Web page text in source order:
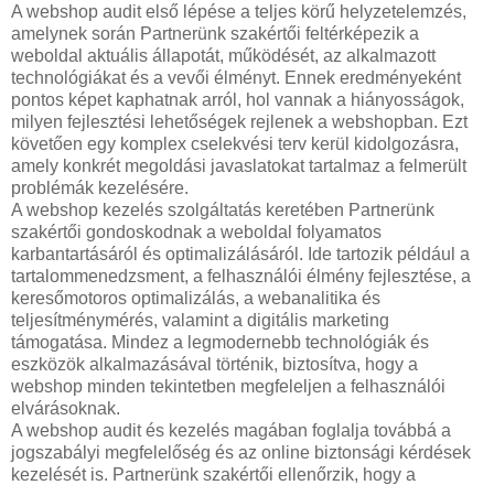
A webshop audit első lépése a teljes körű helyzetelemzés,
amelynek során Partnerünk szakértői feltérképezik a
weboldal aktuális állapotát, működését, az alkalmazott
technológiákat és a vevői élményt. Ennek eredményeként
pontos képet kaphatnak arról, hol vannak a hiányosságok,
milyen fejlesztési lehetőségek rejlenek a webshopban. Ezt
követően egy komplex cselekvési terv kerül kidolgozásra,
amely konkrét megoldási javaslatokat tartalmaz a felmerült
problémák kezelésére.
A webshop kezelés szolgáltatás keretében Partnerünk
szakértői gondoskodnak a weboldal folyamatos
karbantartásáról és optimalizálásáról. Ide tartozik például a
tartalommenedzsment, a felhasználói élmény fejlesztése, a
keresőmotoros optimalizálás, a webanalitika és
teljesítménymérés, valamint a digitális marketing
támogatása. Mindez a legmodernebb technológiák és
eszközök alkalmazásával történik, biztosítva, hogy a
webshop minden tekintetben megfeleljen a felhasználói
elvárásoknak.
A webshop audit és kezelés magában foglalja továbbá a
jogszabályi megfelelőség és az online biztonsági kérdések
kezelését is. Partnerünk szakértői ellenőrzik, hogy a